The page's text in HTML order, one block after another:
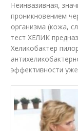
Неинвазивная,
проникновением
организма (кожа,
тест ХЕЛИК
Хеликобактер
эффективности